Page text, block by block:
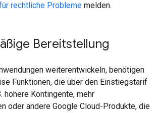
rechtliche Probleme melden.
Bereitstellung
weiterentwickeln, benötigen
Funktionen, die über den Einstiegstarif
höhere Kontingente, mehr
oder andere Google Cloud-Produkte, die